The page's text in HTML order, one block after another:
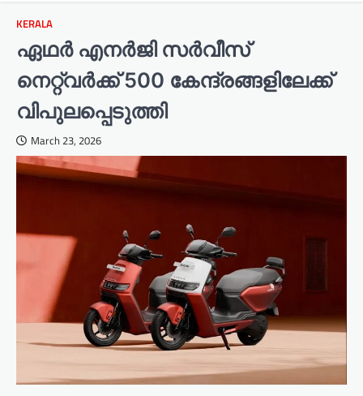
KERALA
ഏഥർ എനർജി സർവീസ്
നെറ്റ്‌വർക്ക് 500 കേന്ദ്രങ്ങളിലേക്ക്
വിപുലപ്പെടുത്തി
March 23, 2026